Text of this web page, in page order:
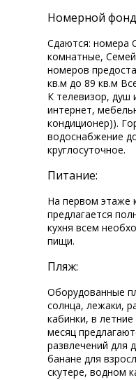
Номерной
Сдаются: номера
комнатные,
номеров
кв.м до 89 кв.м
К телевизор, душ
интернет,
кондиционер)).
водоснабжение
круглосуточное.
Питание:
На первом этаже
предлагается
кухня всем
пищи.
Пляж:
Оборудованные
солнца, лежаки,
кабинки, в
месяц
развлечений для
банане для
скутере, водном